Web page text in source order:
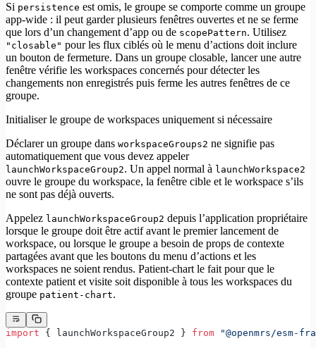
Si persistence est omis, le groupe se comporte comme un groupe
app-wide : il peut garder plusieurs fenêtres ouvertes et ne se ferme
que lors d’un changement d’app ou de scopePattern. Utilisez
"closable" pour les flux ciblés où le menu d’actions doit inclure
un bouton de fermeture. Dans un groupe closable, lancer une autre
fenêtre vérifie les workspaces concernés pour détecter les
changements non enregistrés puis ferme les autres fenêtres de ce
groupe.
Initialiser le groupe de workspaces uniquement si nécessaire
Déclarer un groupe dans workspaceGroups2 ne signifie pas
automatiquement que vous devez appeler
launchWorkspaceGroup2. Un appel normal à launchWorkspace2
ouvre le groupe du workspace, la fenêtre cible et le workspace s’ils
ne sont pas déjà ouverts.
Appelez launchWorkspaceGroup2 depuis l’application propriétaire
lorsque le groupe doit être actif avant le premier lancement de
workspace, ou lorsque le groupe a besoin de props de contexte
partagées avant que les boutons du menu d’actions et les
workspaces ne soient rendus. Patient-chart le fait pour que le
contexte patient et visite soit disponible à tous les workspaces du
groupe patient-chart.
import { launchWorkspaceGroup2 } from "@openmrs/esm-